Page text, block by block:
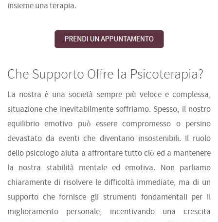
insieme una terapia.
Che Supporto Offre la Psicoterapia?
La nostra è una società sempre più veloce e complessa,
situazione che inevitabilmente soffriamo. Spesso, il nostro
equilibrio emotivo può essere compromesso o persino
devastato da eventi che diventano insostenibili. Il ruolo
dello psicologo aiuta a affrontare tutto ciò ed a mantenere
la nostra stabilità mentale ed emotiva. Non parliamo
chiaramente di risolvere le difficoltà immediate, ma di un
supporto che fornisce gli strumenti fondamentali per il
miglioramento personale, incentivando una crescita